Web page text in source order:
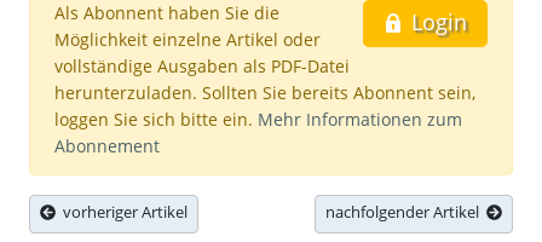
Login
Als Abonnent haben Sie die
Möglichkeit einzelne Artikel oder
vollständige Ausgaben als PDF-Datei
herunterzuladen. Sollten Sie bereits Abonnent sein,
loggen Sie sich bitte ein. Mehr Informationen zum
Abonnement
vorheriger Artikel nachfolgender Artikel